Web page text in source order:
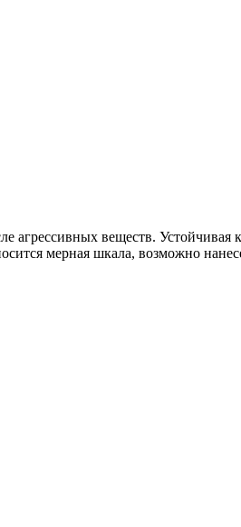
веществ. Устойчивая
мерная шкала, возможно